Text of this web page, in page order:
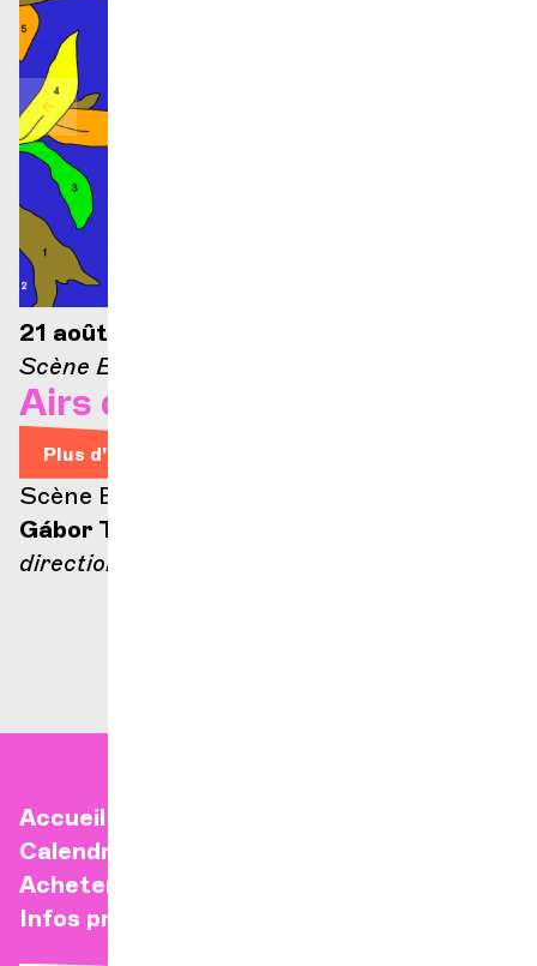
21 août 2026 — 21h
Scène Ella-Fitzgerald
Airs d'Opéra
Plus d'infos
Scène Ella Fitzgerald
Gábor Takács-Nagy
direction
Accueil
Calendrier
Acheter un billet
Infos pratiques